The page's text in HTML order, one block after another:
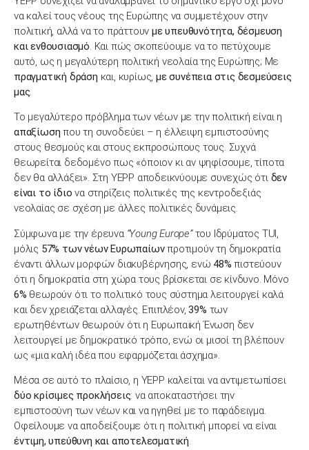
να καλεί τους νέους της Ευρώπης να συμμετέχουν στην
πολιτική, αλλά να το πράττουνμε υπευθυνότητα, δέσμευση
και ενθουσιασμό. Και πώς σκοπεύουμε να το πετύχουμε
αυτό, ως η μεγαλύτερη πολιτική νεολαία της Ευρώπης; Με
πραγματική δράση και, κυρίως,με συνέπεια στις δεσμεύσεις
μας.
Το μεγαλύτερο πρόβλημα των νέων με την πολιτική είναι η
απαξίωση που τη συνοδεύει – η έλλειψη εμπιστοσύνης
στους θεσμούς και στους εκπροσώπους τους. Συχνά
θεωρείται δεδομένο πως «όποιον κι αν ψηφίσουμε, τίποτα
δεν θα αλλάξει». Στη YEPP αποδεικνύουμε συνεχώς ότι δεν
είναι το ίδιο να στηρίζεις πολιτικές της κεντροδεξιάς
νεολαίας σε σχέση με άλλες πολιτικές δυνάμεις.
Σύμφωνα με την έρευνα “Young Europe”του Ιδρύματος TUI,
μόλις 57% των νέων Ευρωπαίωνπροτιμούν τη δημοκρατία
έναντι άλλων μορφών διακυβέρνησης, ενώ 48% πιστεύουν
ότι η δημοκρατία στη χώρα τους βρίσκεται σε κίνδυνο. Μόνο
6% θεωρούν ότι το πολιτικό τους σύστημα λειτουργεί καλά
και δεν χρειάζεται αλλαγές. Επιπλέον,39% των
ερωτηθέντων θεωρούν ότι η Ευρωπαϊκή Ένωση δεν
λειτουργεί με δημοκρατικό τρόπο, ενώ οι μισοί τη βλέπουν
ως «μια καλή ιδέα που εφαρμόζεται άσχημα».
Μέσα σε αυτό το πλαίσιο, η YEPP καλείται να αντιμετωπίσει
δύο κρίσιμες προκλήσεις: να αποκαταστήσει την
εμπιστοσύνη των νέων και να ηγηθεί με το παράδειγμα.
Οφείλουμε να αποδείξουμε ότι η πολιτική μπορεί να είναι
έντιμη, υπεύθυνη και αποτελεσματική.